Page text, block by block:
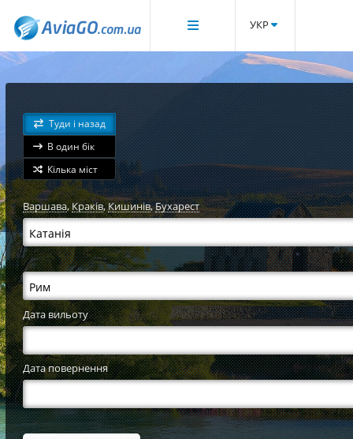
УКР
Туди і назад
В один бік
Кілька міст
Варшава,Краків,Кишинів,Бухарест
Дата вильоту
Дата повернення